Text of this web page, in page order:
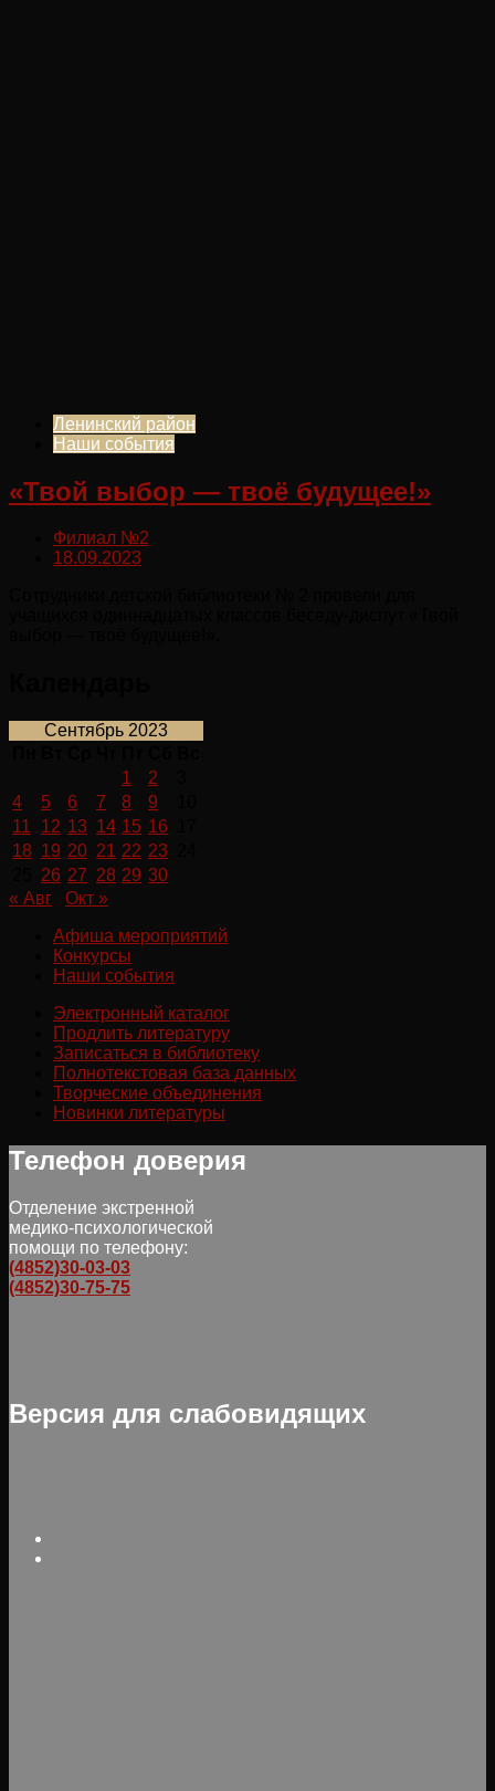
Ленинский район
Наши события
«Твой выбор — твоё будущее!»
Филиал №2
18.09.2023
Сентябрь 2023
1
2
4
5 6 7 8 9
11
12 13 14 15 16
18 19 20 21 22 23
26 27 28 29 30
« Авг
Окт »
Афиша мероприятий
Конкурсы
Наши события
Электронный каталог
Продлить литературу
Записаться в библиотеку
Полнотекстовая база данных
Творческие объединения
Новинки литературы
Телефон доверия
Отделение экстренной
медико-психологической
помощи по телефону:
(4852)30-03-03
(4852)30-75-75
Версия для слабовидящих